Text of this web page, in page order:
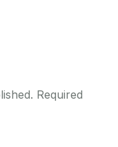
Required